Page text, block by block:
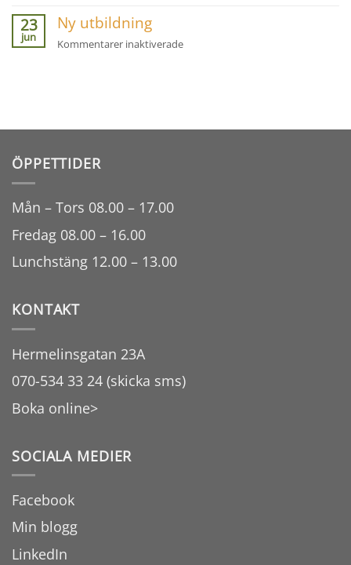
23
jun
Ny utbildning
Kommentarer inaktiveradeför
ÖPPETTIDER
Mån – Tors 08.00 – 17.00
Fredag 08.00 – 16.00
Lunchstäng 12.00 – 13.00
KONTAKT
Hermelinsgatan 23A
070-534 33 24 (skicka sms)
Boka online>
SOCIALA MEDIER
Facebook
Min blogg
LinkedIn